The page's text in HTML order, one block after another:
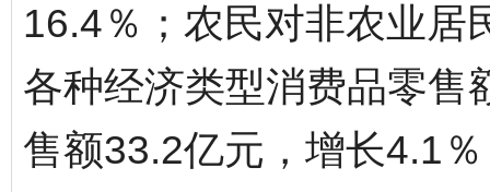
16.4％；农民对非农业居
各种经济类型消费品零售
售额33.2亿元，增长4.1